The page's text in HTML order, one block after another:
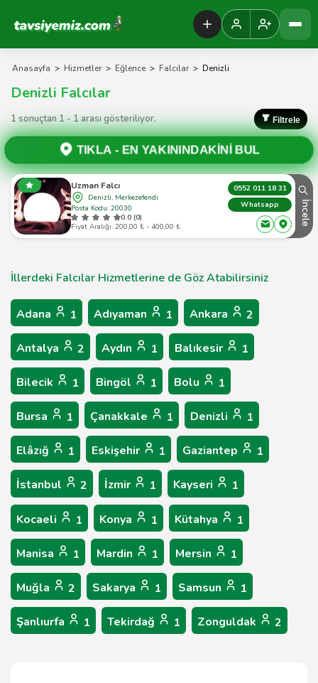
Tavsiyemiz Anasayfa
Anasayfa > Hizmetler > Eğlence > Falcılar > Denizli
Denizli Falcılar
1 sonuçtan 1 - 1 arası gösteriliyor. Filtrele
TIKLA -EN YAKININDAKİNİ BUL
Uzman Falcı
Denizli, Merkezefendi
Posta Kodu: 20030
0.0 (0)
Fiyat Aralığı: 200,00 ₺ - 400,00 ₺
0552 011 18 31
Whatsapp
İncele
İllerdeki Falcılar Hizmetlerine de Göz Atabilirsiniz
Adana 1 Adıyaman 1 Ankara 2
Antalya 2 Aydın 1 Balıkesir 1
Bilecik 1 Bingöl 1 Bolu 1
Bursa 1 Çanakkale 1 Denizli 1
Elâzığ 1 Eskişehir 1 Gaziantep 1
İstanbul 2 İzmir 1 Kayseri 1
Kocaeli 1 Konya 1 Kütahya 1
Manisa 1 Mardin 1 Mersin 1
Muğla 2 Sakarya 1 Samsun 1
Şanlıurfa 1 Tekirdağ 1 Zonguldak 2